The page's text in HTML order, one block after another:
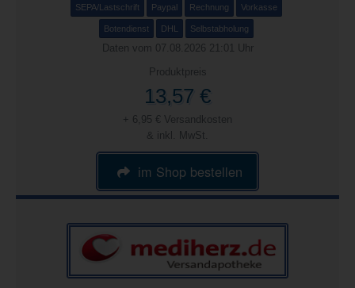
SEPA/Lastschrift Paypal Rechnung Vorkasse
Botendienst DHL Selbstabholung
Daten vom 07.08.2026 21:01 Uhr
Produktpreis
13,57 €
+ 6,95 € Versandkosten
& inkl. MwSt.
im Shop bestellen